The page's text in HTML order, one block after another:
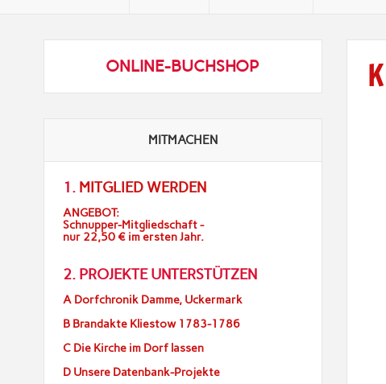
ONLINE-BUCHSHOP
MITMACHEN
1. MITGLIED WERDEN
ANGEBOT:
Schnupper-Mitgliedschaft -
nur 22,50 € im ersten Jahr.
2. PROJEKTE UNTERSTÜTZEN
A Dorfchronik Damme, Uckermark
B Brandakte Kliestow 1783-1786
C Die Kirche im Dorf lassen
D Unsere Datenbank-Projekte